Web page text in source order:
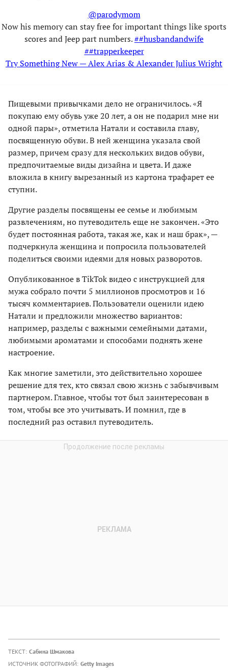
@parodymom
Now his memory can stay free for important things like sports
scores and Jeep part numbers.##husbandandwife
##trapperkeeper
Try Something New — Alex Arias & Alexander Julius Wright
Пищевыми привычками дело не ограничилось. «Я
покупаю ему обувь уже 20 лет, а он не подарил мне ни
одной пары», отметила Натали и составила главу,
посвященную обуви. В ней женщина указала свой
размер, причем сразу для нескольких видов обуви,
предпочитаемые виды дизайна и цвета. И даже
вложила в книгу вырезанный из картона трафарет ее
ступни.
Другие разделы посвящены ее семье и любимым
развлечениям, но путеводитель еще не закончен. «Это
будет постоянная работа, такая же, как и наш брак», —
подчеркнула женщина и попросила пользователей
поделиться своими идеями для новых разворотов.
Опубликованное в TikTok видео с инструкцией для
мужа собрало почти 5 миллионов просмотров и 16
тысяч комментариев. Пользователи оценили идею
Натали и предложили множество вариантов:
например, разделы с важными семейными датами,
любимыми ароматами и способами поднять жене
настроение.
Как многие заметили, это действительно хорошее
решение для тех, кто связал свою жизнь с забывчивым
партнером. Главное, чтобы тот был заинтересован в
том, чтобы все это учитывать. И помнил, где в
последний раз оставил путеводитель.
ТЕКСТ: Сабина Шмакова
ИСТОЧНИК ФОТОГРАФИЙ: Getty Images